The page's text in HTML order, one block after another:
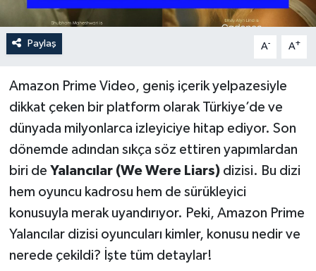
Paylaş A- A+
Amazon Prime Video, geniş içerik yelpazesiyle
dikkat çeken bir platform olarak Türkiye’de ve
dünyada milyonlarca izleyiciye hitap ediyor. Son
dönemde adından sıkça söz ettiren yapımlardan
biri de Yalancılar (We Were Liars)dizisi. Bu dizi
hem oyuncu kadrosu hem de sürükleyici
konusuyla merak uyandırıyor. Peki, Amazon Prime
Yalancılar dizisi oyuncuları kimler, konusu nedir ve
nerede çekildi? İşte tüm detaylar!
Siyaset